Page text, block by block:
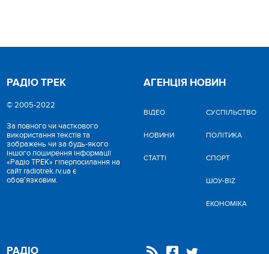
РАДІО ТРЕК
© 2005-2022
За повного чи часткового
використання текстів та
зображень чи за будь-якого
іншого поширення інформації
«Радіо ТРЕК» гіперпосилання на
сайт radiotrek.rv.ua є
обов'язковим.
АГЕНЦІЯ НОВИН
ВІДЕО
НОВИНИ
СТАТТІ
CУСПІЛЬСТВО
ПОЛІТИКА
СПОРТ
ШОУ-BIZ
ЕКОНОМІКА
РАДІО